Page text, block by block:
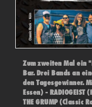
Zum zweiten Mal ein
Bar. Drei Bands an
den Tagesgewinner.
Essen) -
THE GRUMP (Classic